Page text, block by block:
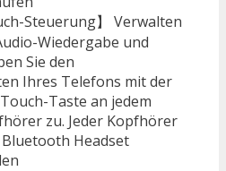
Steuerung】 Verwalten
Wiedergabe und
Sie den
Ihres Telefons mit der
Taste an jedem
zu. Jeder Kopfhörer
Headset